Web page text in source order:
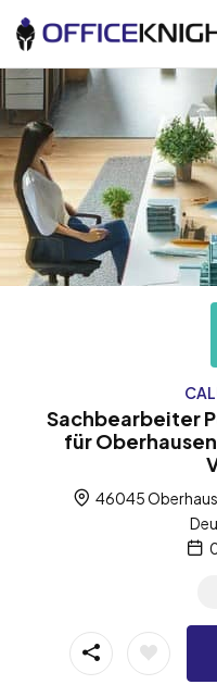
Sachbearbeiter
für
46045